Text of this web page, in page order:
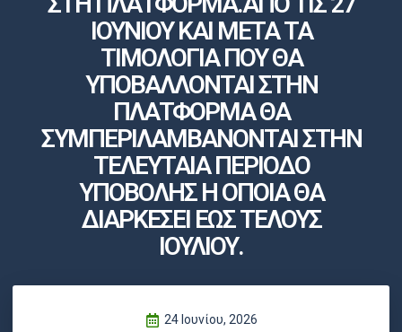
ΙΟΥΝΙΟΥ ΚΑΙ ΜΕΤΑ ΤΑ
ΤΙΜΟΛΟΓΙΑ ΠΟΥ ΘΑ
ΥΠΟΒΑΛΛΟΝΤΑΙ ΣΤΗΝ
ΠΛΑΤΦΟΡΜΑ ΘΑ
ΣΥΜΠΕΡΙΛΑΜΒΑΝΟΝΤΑΙ ΣΤΗΝ
ΤΕΛΕΥΤΑΙΑ ΠΕΡΙΟΔΟ
ΥΠΟΒΟΛΗΣ Η ΟΠΟΙΑ ΘΑ
ΔΙΑΡΚΕΣΕΙ ΕΩΣ ΤΕΛΟΥΣ
ΙΟΥΛΙΟΥ.
24 Ιουνίου, 2026